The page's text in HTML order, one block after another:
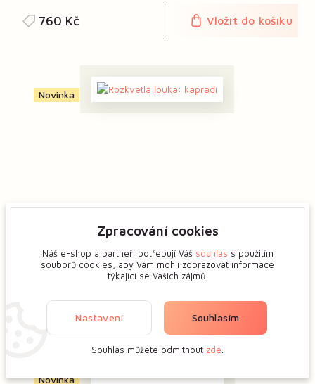
760 Kč Vložit do košíku
Novinka
Rozkvetlá louka: kapradí
520 Kč Vložit do košíku
Novinka
Zpracování cookies
Náš e-shop a partneři potřebují Váš souhlas s použitím
souborů cookies, aby Vám mohli zobrazovat informace
týkající se Vašich zájmů.
Nastavení Souhlasím
Souhlas můžete odmítnout zde.